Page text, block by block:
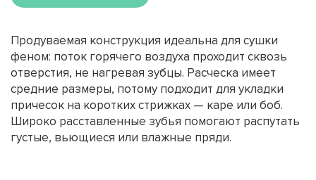
Продуваемая конструкция идеальна для сушки
феном: поток горячего воздуха проходит сквозь
отверстия, не нагревая зубцы. Расческа имеет
средние размеры, потому подходит для укладки
причесок на коротких стрижках — каре или боб.
Широко расставленные зубья помогают распутать
густые, вьющиеся или влажные пряди.